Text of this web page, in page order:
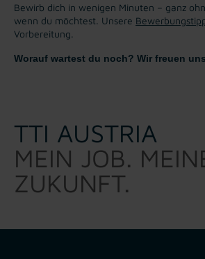
Bewirb dich in wenigen Minuten – ganz
wenn du möchtest. Unsere
Vorbereitung.
Worauf wartest du noch? Wir freuen
TTI AUSTRIA
MEIN JOB.
ZUKUNFT.